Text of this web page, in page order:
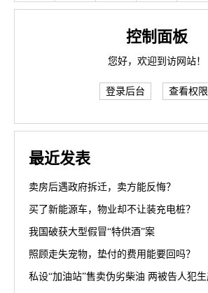
控制面板
您好，欢迎到访网站！
登录后台 查看权限
最近发表
卖房后遇政府拆迁，卖方能反悔？
买了新能源车，物业却不让装充电桩？
我国破获大型假冒“特供酒”案
照顾走失宠物，垫付的费用能要回吗？